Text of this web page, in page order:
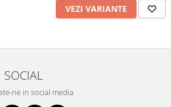
VEZI VARIANTE
SOCIAL
ne in social media